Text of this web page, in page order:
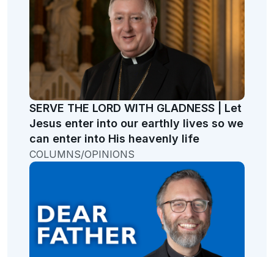
SERVE THE LORD WITH GLADNESS | Let
Jesus enter into our earthly lives so we
can enter into His heavenly life
COLUMNS/OPINIONS